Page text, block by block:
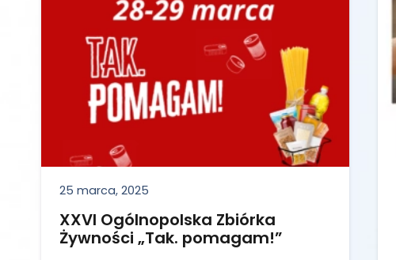
25 marca, 2025
XXVI Ogólnopolska Zbiórka
Żywności „Tak. pomagam!”